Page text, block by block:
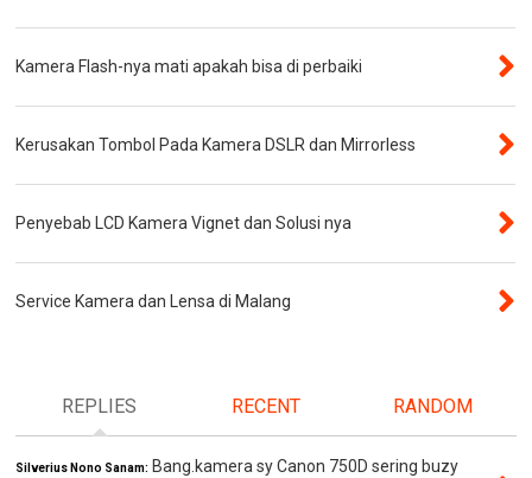
Kamera Flash-nya mati apakah bisa di perbaiki
Kerusakan Tombol Pada Kamera DSLR dan Mirrorless
Penyebab LCD Kamera Vignet dan Solusi nya
Service Kamera dan Lensa di Malang
REPLIES RECENT RANDOM
Silverius Nono Sanam: Bang.kamera sy Canon 750D sering buzy